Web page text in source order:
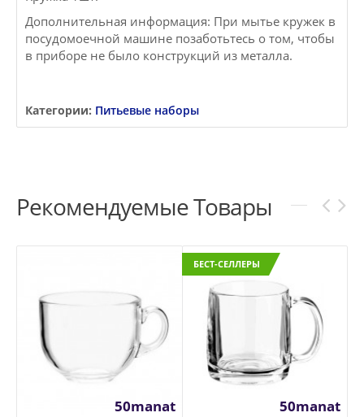
Дополнительная информация: При мытье кружек в
посудомоечной машине позаботьтесь о том, чтобы
в приборе не было конструкций из металла.
Категории: Питьевые наборы
Рекомендуемые Товары
50manat
БЕСТ-СЕЛЛЕРЫ
50manat